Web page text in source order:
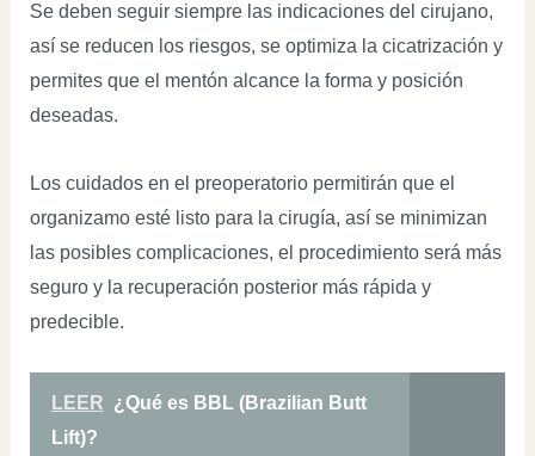
Se deben seguir siempre las indicaciones del cirujano,
así se reducen los riesgos, se optimiza la cicatrización y
permites que el mentón alcance la forma y posición
deseadas.
Los cuidados en el preoperatorio permitirán que el
organizamo esté listo para la cirugía, así se minimizan
las posibles complicaciones, el procedimiento será más
seguro y la recuperación posterior más rápida y
predecible.
LEER ¿Qué es BBL (Brazilian Butt
Lift)?